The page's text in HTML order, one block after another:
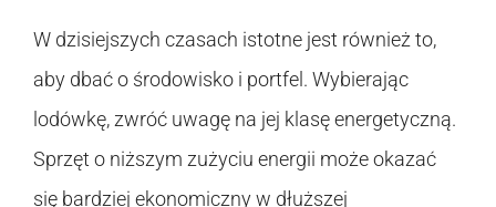
W dzisiejszych czasach istotne jest również to,
aby dbać o środowisko i portfel. Wybierając
lodówkę, zwróć uwagę na jej klasę energetyczną.
Sprzęt o niższym zużyciu energii może okazać
się bardziej ekonomiczny w dłuższej